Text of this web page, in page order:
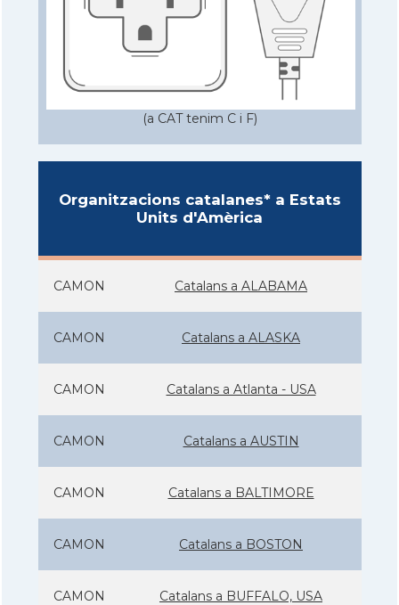
(a CAT tenim C i F)
Organitzacions catalanes* a Estats
Units d'Amèrica
CAMON Catalans a ALABAMA
CAMON Catalans a ALASKA
CAMON Catalans a Atlanta - USA
CAMON Catalans a AUSTIN
CAMON Catalans a BALTIMORE
CAMON Catalans a BOSTON
CAMON Catalans a BUFFALO, USA